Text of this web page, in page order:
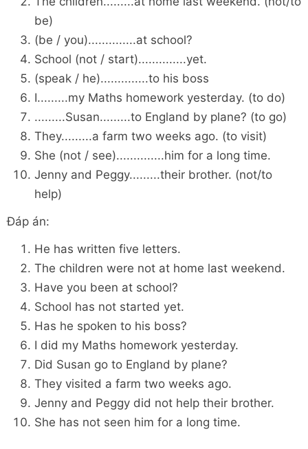
be)
(be / you)..............at school?
School (not / start)..............yet.
(speak / he)..............to his boss
I.........my Maths homework yesterday. (to do)
.........Susan.........to England by plane? (to go)
They.........a farm two weeks ago. (to visit)
She (not / see)..............him for a long time.
Jenny and Peggy.........their brother. (not/to
help)
Đáp án:
He has written five letters.
The children were not at home last weekend.
Have you been at school?
School has not started yet.
Has he spoken to his boss?
I did my Maths homework yesterday.
Did Susan go to England by plane?
They visited a farm two weeks ago.
Jenny and Peggy did not help their brother.
She has not seen him for a long time.